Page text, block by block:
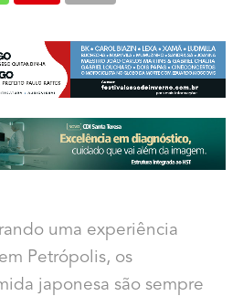
uma experiência
Petrópolis, os
japonesa são sempre